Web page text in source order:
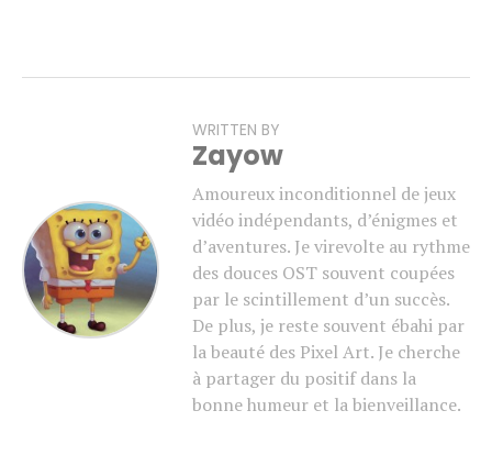
WRITTEN BY
Zayow
Amoureux inconditionnel de jeux
vidéo indépendants, d’énigmes et
d’aventures. Je virevolte au rythme
des douces OST souvent coupées
par le scintillement d’un succès.
De plus, je reste souvent ébahi par
la beauté des Pixel Art. Je cherche
à partager du positif dans la
bonne humeur et la bienveillance.